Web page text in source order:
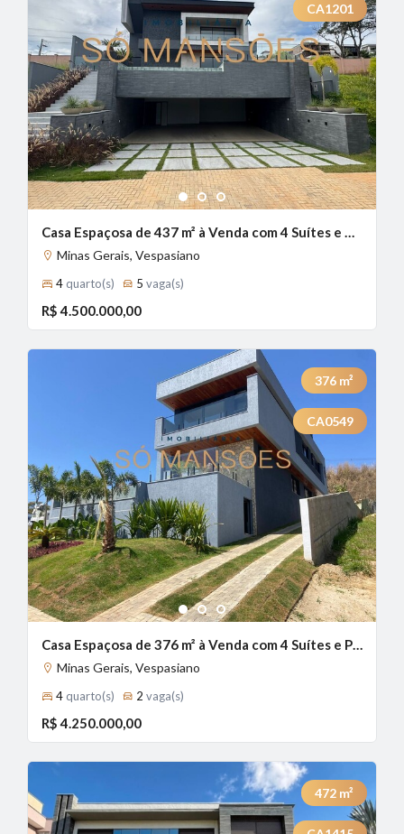
1 2 3
CA1201
Casa Espaçosa de 437 m² à Venda com 4 Suítes e Vista Definitiva no Condomínio Alphaville, Vespasiano - MG
Minas Gerais, Vespasiano
4 quarto(s) 5 vaga(s)
R$ 4.500.000,00
1 2 3
376 m²
CA0549
Casa Espaçosa de 376 m² à Venda com 4 Suítes e Piscina com Borda Infinita no Condomínio Alphaville, Vespasiano - MG
Minas Gerais, Vespasiano
4 quarto(s) 2 vaga(s)
R$ 4.250.000,00
472 m²